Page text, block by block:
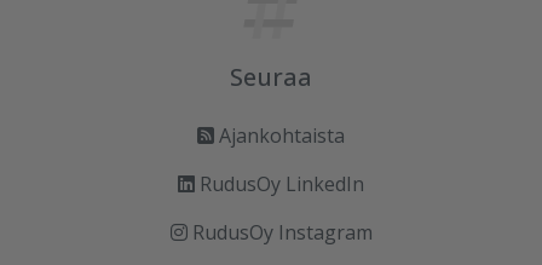
Seuraa
Ajankohtaista
RudusOy LinkedIn
RudusOy Instagram